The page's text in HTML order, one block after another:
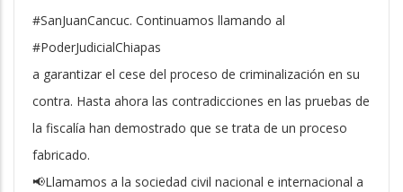
#SanJuanCancuc. Continuamos llamando al
#PoderJudicialChiapas
a garantizar el cese del proceso de criminalización en su
contra. Hasta ahora las contradicciones en las pruebas de
la fiscalía han demostrado que se trata de un proceso
fabricado.
📢Llamamos a la sociedad civil nacional e internacional a